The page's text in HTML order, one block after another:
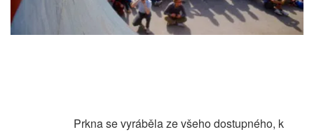
Prkna se vyráběla ze všeho dostupného, k